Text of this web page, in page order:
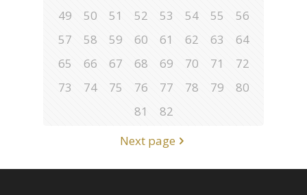
49
50 51 52 53 54 55
56
57
58 59 60 61 62 63
64
65
66 67 68 69 70 71
72
73
74 75 76 77 78 79
80
81
82
Next page